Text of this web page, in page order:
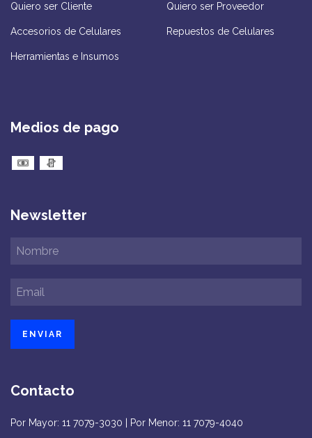
Quiero ser Cliente Quiero ser Proveedor
Accesorios de Celulares Repuestos de Celulares
Herramientas e Insumos
Medios de pago
Newsletter
Contacto
Por Mayor: 11 7079-3030 | Por Menor: 11 7079-4040